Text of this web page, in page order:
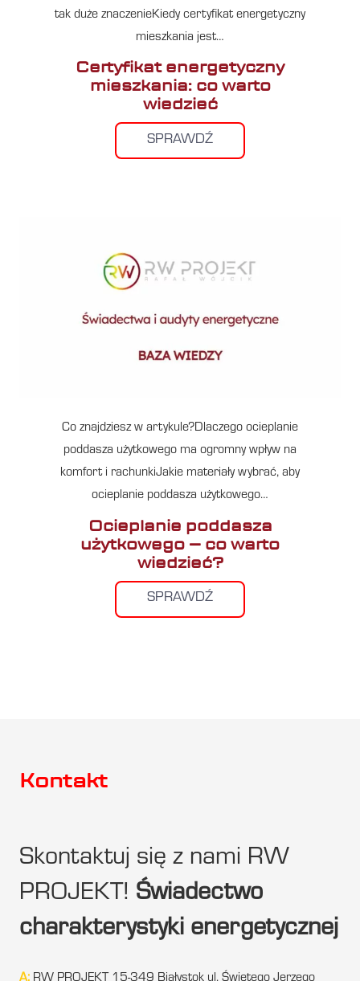
tak duże znaczenieKiedy certyfikat energetyczny
mieszkania jest…
Certyfikat energetyczny
mieszkania: co warto
wiedzieć
SPRAWDŹ
Co znajdziesz w artykule?Dlaczego ocieplanie
poddasza użytkowego ma ogromny wpływ na
komfort i rachunkiJakie materiały wybrać, aby
ocieplanie poddasza użytkowego…
Ocieplanie poddasza
użytkowego – co warto
wiedzieć?
SPRAWDŹ
Kontakt
Skontaktuj się z nami RW
PROJEKT! Świadectwo
charakterystyki energetycznej